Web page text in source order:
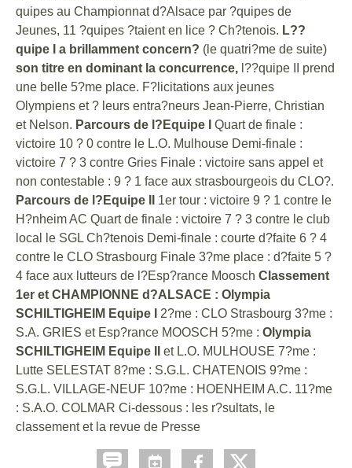
quipes au Championnat d?Alsace par ?quipes de
Jeunes, 11 ?quipes ?taient en lice ? Ch?tenois. L??
quipe I a brillamment concern? (le quatri?me de suite)
son titre en dominant la concurrence, l??quipe II prend
une belle 5?me place. F?licitations aux jeunes
Olympiens et ? leurs entra?neurs Jean-Pierre, Christian
et Nelson. Parcours de l?Equipe I
Quart de finale :
victoire 10 ? 0 contre le L.O. Mulhouse Demi-finale :
victoire 7 ? 3 contre Gries Finale : victoire sans appel et
non contestable : 9 ? 1 face aux strasbourgeois du CLO?.
Parcours de l?Equipe II
1er tour : victoire 9 ? 1 contre le
H?nheim AC Quart de finale : victoire 7 ? 3 contre le club
local le SGL Ch?tenois Demi-finale : courte d?faite 6 ? 4
contre le CLO Strasbourg Finale 3?me place : d?faite 5 ?
4 face aux lutteurs de l?Esp?rance Moosch Classement
1er et CHAMPIONNE d?ALSACE : Olympia
SCHILTIGHEIM Equipe I
2?me : CLO Strasbourg 3?me :
S.A. GRIES et Esp?rance MOOSCH 5?me : Olympia
SCHILTIGHEIM Equipe II
et L.O. MULHOUSE 7?me :
Lutte SELESTAT 8?me : S.G.L. CHATENOIS 9?me :
S.G.L. VILLAGE-NEUF 10?me : HOENHEIM A.C. 11?me
: S.A.O. COLMAR Ci-dessous : les r?sultats, le
classement et la revue de Presse